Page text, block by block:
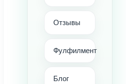
Отзывы
Фулфилмент
Блог